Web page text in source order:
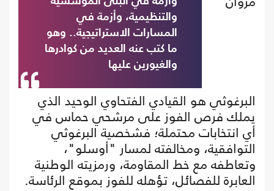
والتنظيمية، وأزمة في
المسارات الاستراتيجية.. وهو
ما كتب عنه العديد من كوادرها
والغيورين عليها
البرغوثي هو القيادي الفتحاوي الوحيد الذي
يملك فرص الفوز على مرشحي حماس في
أي انتخابات محتملة؛ فشخصية البرغوثي
التوافقية، ومخالفته لمسار "أوسلو"،
وتعاطفه مع خط المقاومة، ورمزيته الوطنية
العابرة للفصائل، تؤهله للفوز بموقع الرئاسة.